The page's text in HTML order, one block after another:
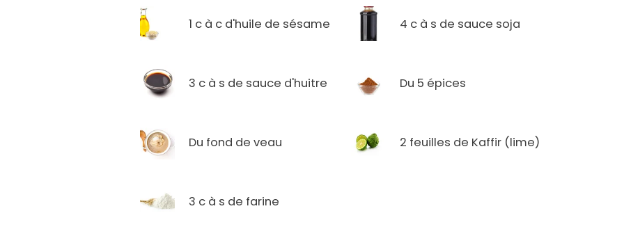
1 c à c d'huile de sésame 4 c à s de sauce soja
3 c à s de sauce d'huitre Du 5 épices
Du fond de veau 2 feuilles de Kaffir (lime)
3 c à s de farine